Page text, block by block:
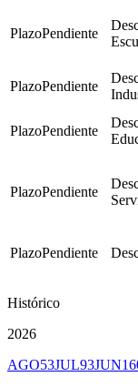
Pendiente
Pendiente
Pendiente
Pendiente
Pendiente
Histórico
2026
AGO53JUL93JUN